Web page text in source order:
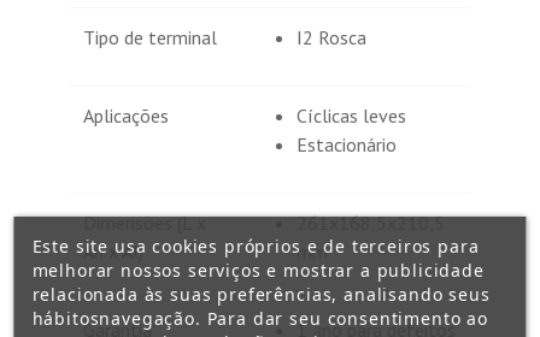
Tipo de terminal I2 Rosca
Aplicações
Cíclicas leves
Estacionário
Dimensões (L x
An x Al)
261x168,5x210,5
mm
Garantia 1 ano para defeitos
Este site usa cookies próprios e de terceiros para
melhorar nossos serviços e mostrar a publicidade
relacionada às suas preferências, analisando seus
hábitosnavegação. Para dar seu consentimento ao